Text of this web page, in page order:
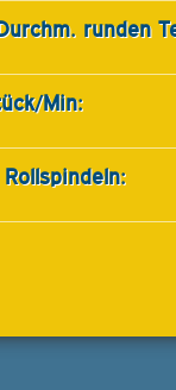
runden
Min: